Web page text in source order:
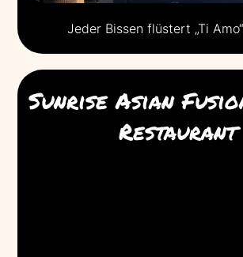
Jeder Bissen flüstert „Ti
Sunrise Asian
Restaurant